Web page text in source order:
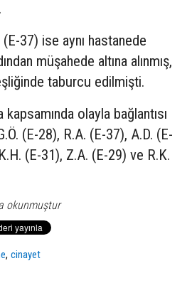
37) ise aynı hastanede
müşahede altına alınmış,
taburcu edilmişti.
olayla bağlantısı
(E-28), R.A. (E-37), A.D. (E-
(E-31), Z.A. (E-29) ve R.K.
okunmuştur
,cinayet